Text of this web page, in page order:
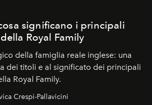
significano i principali
Royal Family
della famiglia reale inglese: una
dei titoli e al significato dei principali
Royal Family.
Crespi-Pallavicini